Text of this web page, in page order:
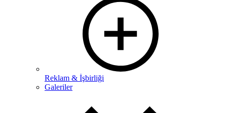
Reklam & İşbirliği
Galeriler